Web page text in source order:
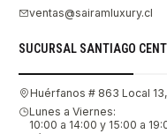
ventas@sairamluxury.cl
SUCURSAL SANTIAGO
Huérfanos # 863 Local
Lunes a Viernes:
10:00 a 14:00 y 15:00 a